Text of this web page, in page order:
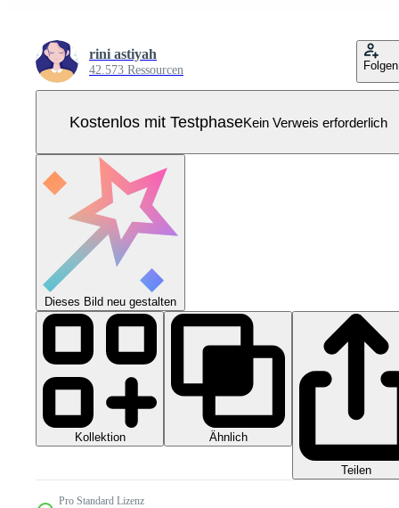
rini astiyah
42.573 Ressourcen Folgen
Kostenlos mit TestphaseKein Verweis erforderlich
Dieses Bild neu gestalten
Kollektion Ähnlich
Teilen
Pro Standard Lizenz